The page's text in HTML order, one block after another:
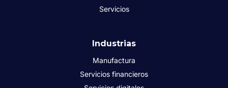
Servicios
Industrias
Manufactura
Servicios financieros